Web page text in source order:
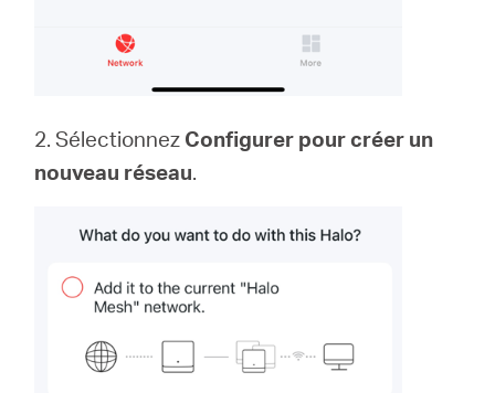
2. Sélectionnez Configurer pour créer un
nouveau réseau.